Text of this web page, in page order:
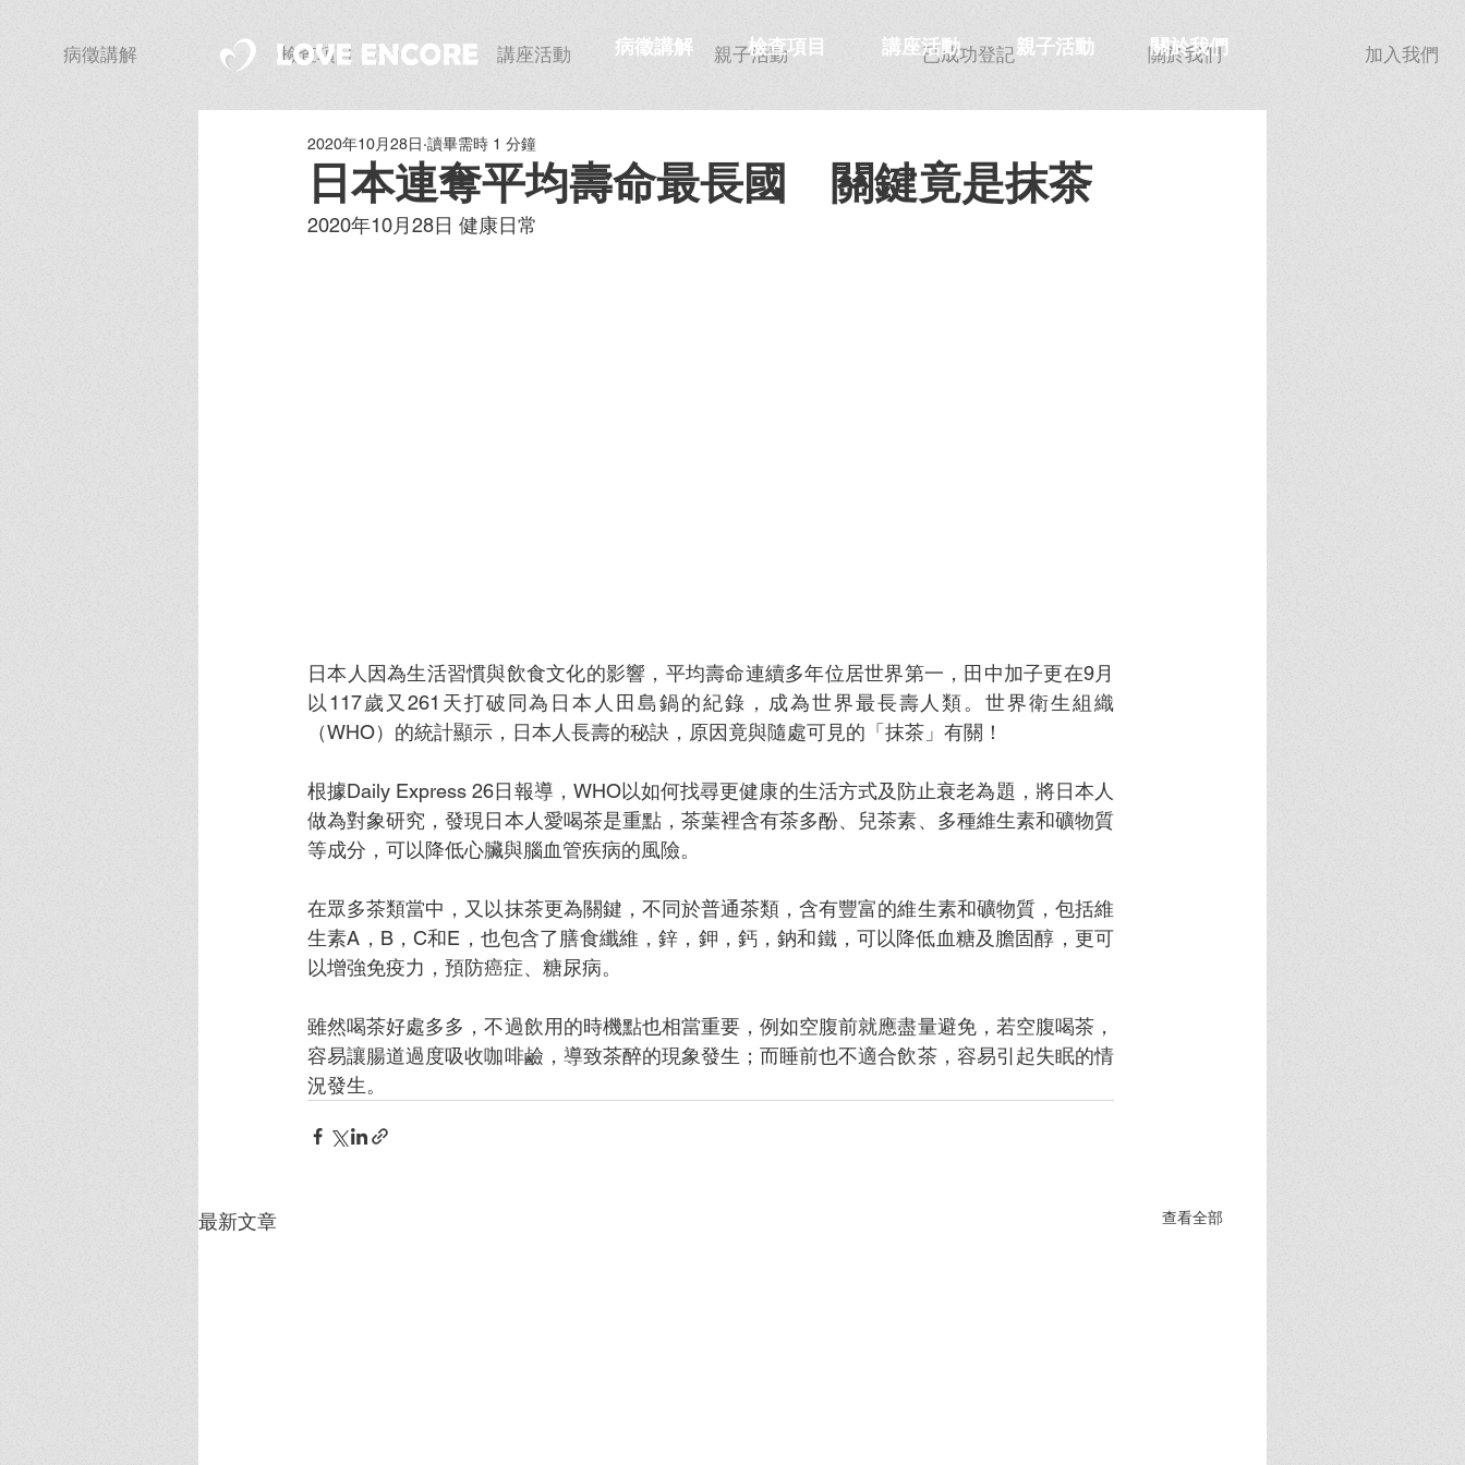
病徵講解 檢查項目 講座活動 親子活動 關於我們
日本連奪平均壽命最長國 關鍵竟是抹茶
2020年10月28日 讀畢需時 1 分鐘
2020年10月28日 健康日常
日本人因為生活習慣與飲食文化的影響，平均壽命連續多年位居世界第一，田中加子更在9月
以117歲又261天打破同為日本人田島鍋的紀錄，成為世界最長壽人類。世界衛生組織
（WHO）的統計顯示，日本人長壽的秘訣，原因竟與隨處可見的「抹茶」有關！
根據Daily Express 26日報導，WHO以如何找尋更健康的生活方式及防止衰老為題，將日本人
做為對象研究，發現日本人愛喝茶是重點，茶葉裡含有茶多酚、兒茶素、多種維生素和礦物質
等成分，可以降低心臟與腦血管疾病的風險。
在眾多茶類當中，又以抹茶更為關鍵，不同於普通茶類，含有豐富的維生素和礦物質，包括維
生素A，B，C和E，也包含了膳食纖維，鋅，鉀，鈣，鈉和鐵，可以降低血糖及膽固醇，更可
以增強免疫力，預防癌症、糖尿病。
雖然喝茶好處多多，不過飲用的時機點也相當重要，例如空腹前就應盡量避免，若空腹喝茶，
容易讓腸道過度吸收咖啡鹼，導致茶醉的現象發生；而睡前也不適合飲茶，容易引起失眠的情
況發生。
最新文章 查看全部
病徵講解 檢查項目 講座活動 親子活動 已成功登記 關於我們 加入我們